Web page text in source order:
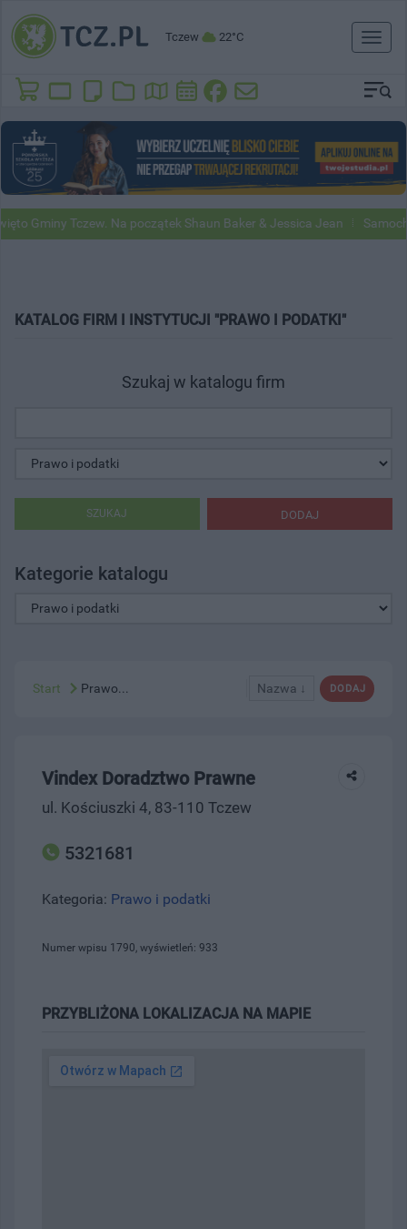
Tczew 22°C
Toggle
Gminy Tczew. Na początek Shaun Baker & Jessica Jean
KATALOG FIRM I INSTYTUCJI "PRAWO I PODATKI"
Szukaj w katalogu firm
DODAJ
SZUKAJ
Kategorie katalogu
DODAJ
Nazwa ↓
Start Prawo...
Vindex Doradztwo Prawne
ul. Kościuszki 4, 83-110 Tczew
5321681
Kategoria: Prawo i podatki
Numer wpisu 1790, wyświetleń: 933
PRZYBLIŻONA LOKALIZACJA NA MAPIE